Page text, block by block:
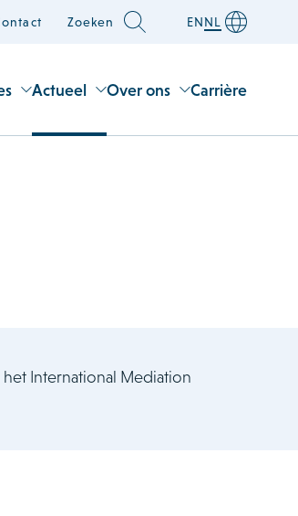
Zoeken ENNL
Actueel Over ons Carrière
International Mediation